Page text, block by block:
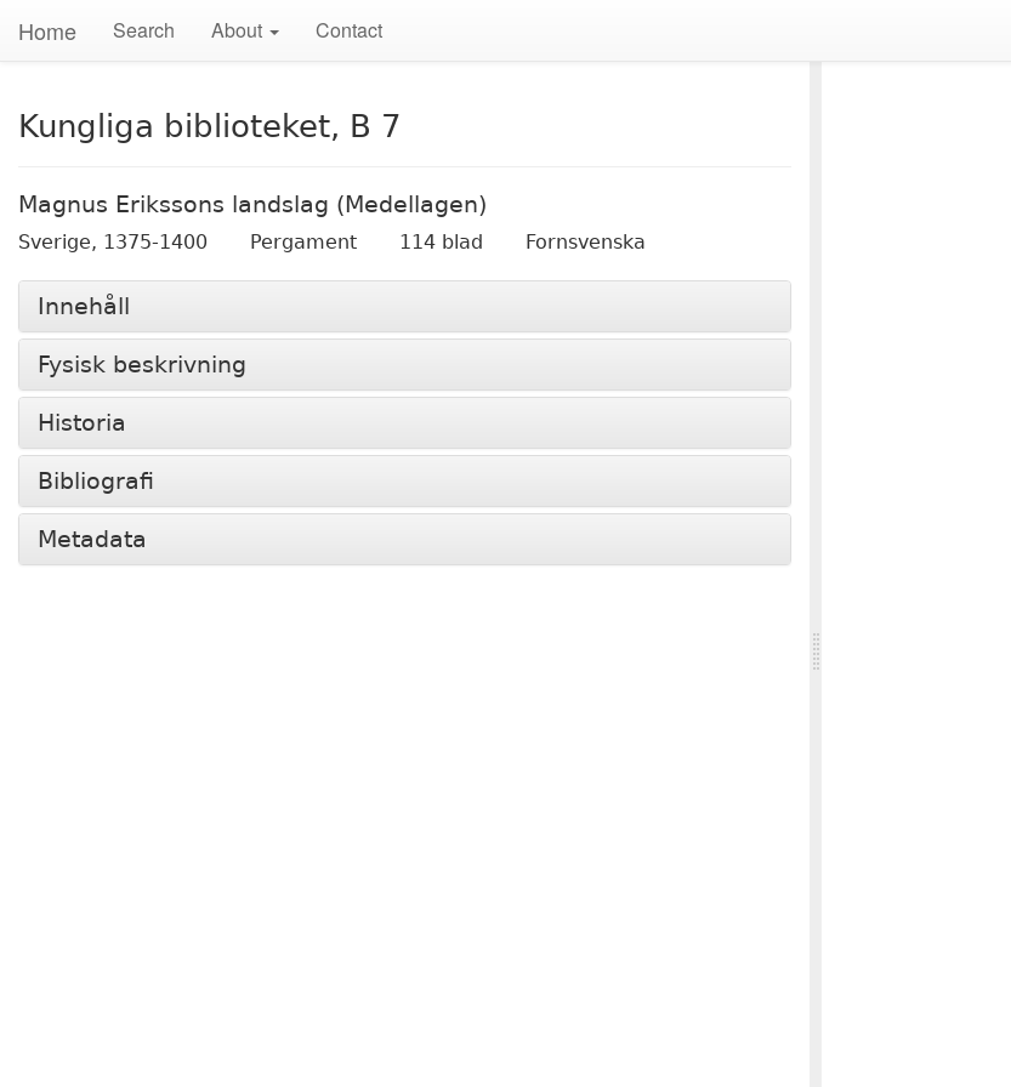
Home Search About Contact
Kungliga biblioteket, B 7
Magnus Erikssons landslag (Medellagen)
Sverige, 1375-1400 Pergament 114 blad Fornsvenska
Innehåll
Fysisk beskrivning
Historia
Bibliografi
Metadata